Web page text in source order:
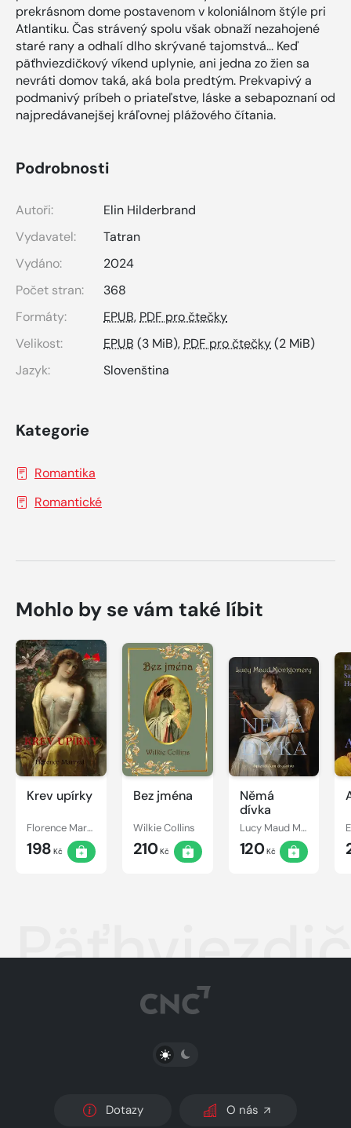
prekrásnom dome postavenom v koloniálnom štýle pri
Atlantiku. Čas strávený spolu však obnaží nezahojené
staré rany a odhalí dlho skrývané tajomstvá... Keď
päťhviezdičkový víkend uplynie, ani jedna zo žien sa
nevráti domov taká, aká bola predtým. Prekvapivý a
podmanivý príbeh o priateľstve, láske a sebapoznaní od
najpredávanejšej kráľovnej plážového čítania.
Podrobnosti
Autoři:
Elin Hilderbrand
Vydavatel:
Tatran
Vydáno:
2024
Počet stran:
368
Formáty:
EPUB, PDF pro čtečky
Velikost:
EPUB (3 MiB), PDF pro čtečky(2 MiB)
Jazyk:
Slovenština
Kategorie
Romantika
Romantické
Mohlo by se vám také líbit
Krev upírky
Florence Marryat
198 Kč
Bez jména
Wilkie Collins
210Kč
Němá
dívka
Lucy Maud Montgomery
120Kč
PŘEPNOUT SVĚTLÝ/TMAVÝ REŽIM
Dotazy O nás